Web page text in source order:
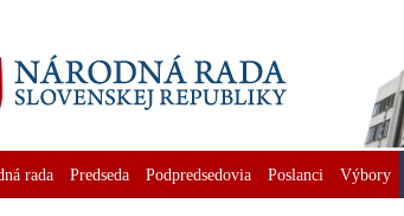
rada Predseda Podpredsedovia Poslanci Výbory